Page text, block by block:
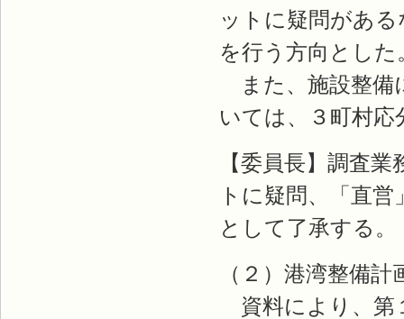
ットに疑問があ
を行う方向とした
また、施設整備
いては、３町村
【委員長】調査
トに疑問、「直
として了承する。
（２）港湾整備
資料により、第